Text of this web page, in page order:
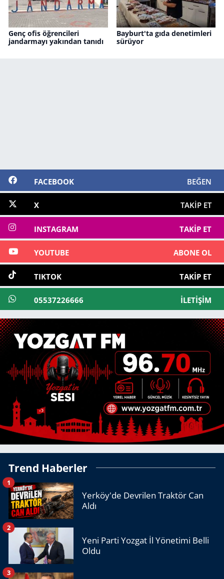
Genç ofis öğrencileri
jandarmayı yakından tanıdı
Bayburt'ta gıda denetimleri
sürüyor
FACEBOOK BEĞEN
X TAKIP ET
INSTAGRAM TAKIP ET
YOUTUBE ABONE OL
TIKTOK TAKIP ET
05537226666 İLETIŞIM
Trend Haberler
Yerköy'de Devrilen Traktör Can
Aldı
1
Yeni Parti Yozgat İl Yönetimi Belli
Oldu
2
3